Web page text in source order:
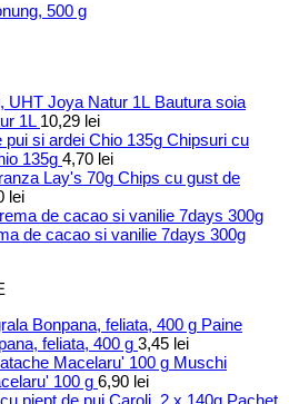
500 g
Bautura soia
1L 10,29 lei
Chipsuri cu
135g 4,70 lei
Chips cu gust de
lei
de cacao si vanilie 7days 300g
Paine
feliata, 400 g 3,45 lei
Muschi
100 g 6,90 lei